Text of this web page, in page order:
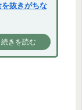
抜きがちな
続きを読む